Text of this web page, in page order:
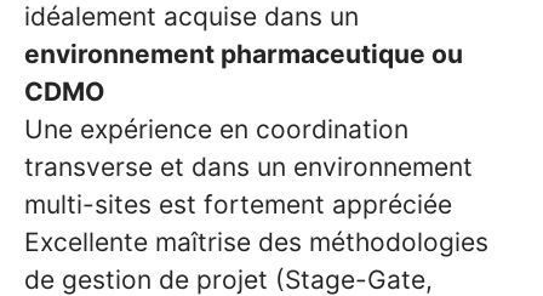
idéalement acquise dans un
environnement pharmaceutique ou
CDMO
Une expérience en coordination
transverse et dans un environnement
multi-sites est fortement appréciée
Excellente maîtrise des méthodologies
de gestion de projet (Stage-Gate,